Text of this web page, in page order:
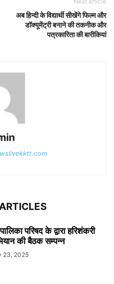
अब हिन्दी के विद्यार्थी सीखेंगे फिल्म और
डॉक्यूमेंट्री बनाने की तकनीक और
पत्रकारिता की बारीकियां
परिषद के द्वारा हरिशंकरी
की बैठक सम्पन्न
23, 2025